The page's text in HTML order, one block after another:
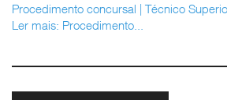
Procedimento concursal | Técnico
Ler mais: Procedimento...